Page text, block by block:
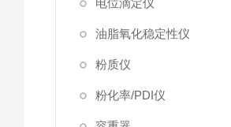
电位滴定仪
油脂氧化稳定性仪
粉质仪
粉化率/PDI仪